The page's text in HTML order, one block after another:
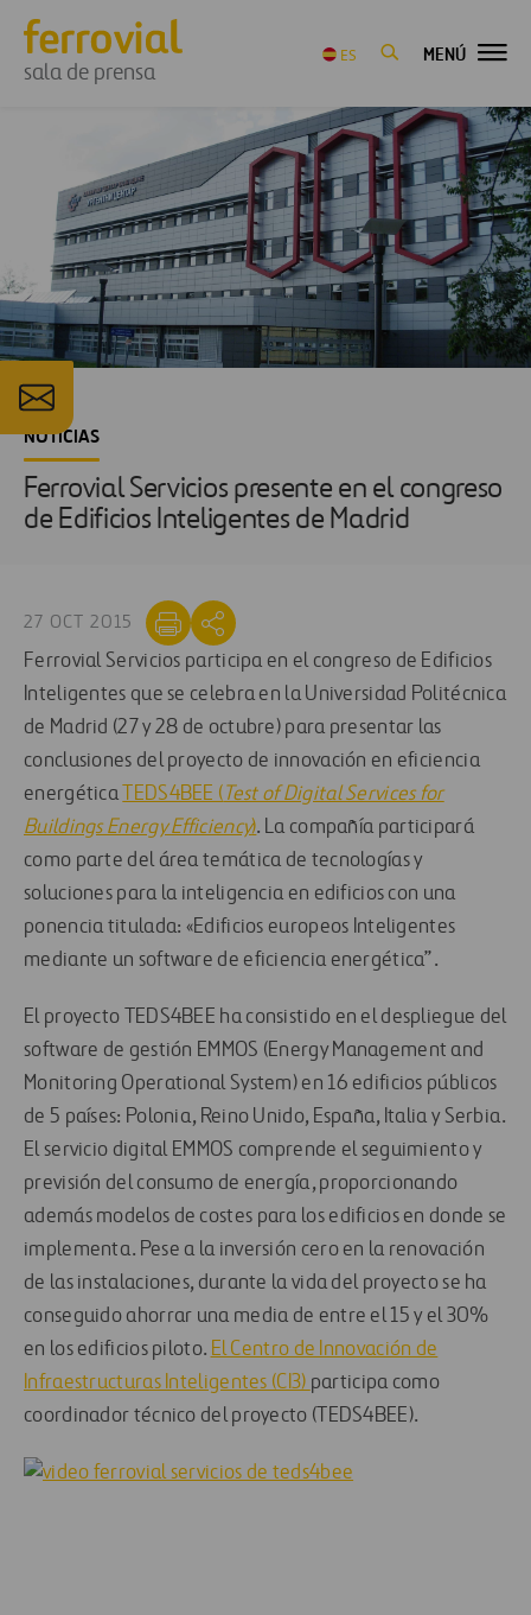
sala de prensa
ES MENÚ
NOTICIAS
Ferrovial Servicios presente en el congreso
de Edificios Inteligentes de Madrid
27 OCT 2015
Ferrovial Servicios participa en el congreso de Edificios
Inteligentes que se celebra en la Universidad Politécnica
de Madrid (27 y 28 de octubre) para presentar las
conclusiones del proyecto de innovación en eficiencia
energética TEDS4BEE (Test of Digital Services for
Buildings Energy Efficiency). La compañía participará
como parte del área temática de tecnologías y
soluciones para la inteligencia en edificios con una
ponencia titulada: «Edificios europeos Inteligentes
mediante un software de eficiencia energética”.
El proyecto TEDS4BEE ha consistido en el despliegue del
software de gestión EMMOS (Energy Management and
Monitoring Operational System) en 16 edificios públicos
de 5 países: Polonia, Reino Unido, España, Italia y Serbia.
El servicio digital EMMOS comprende el seguimiento y
previsión del consumo de energía, proporcionando
además modelos de costes para los edificios en donde se
implementa. Pese a la inversión cero en la renovación
de las instalaciones, durante la vida del proyecto se ha
conseguido ahorrar una media de entre el 15 y el 30%
en los edificios piloto. El Centro de Innovación de
Infraestructuras Inteligentes (CI3) participa como
coordinador técnico del proyecto (TEDS4BEE).